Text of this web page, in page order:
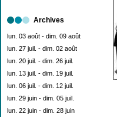
Archives
lun. 03 août - dim. 09 août
lun. 27 juil. - dim. 02 août
lun. 20 juil. - dim. 26 juil.
lun. 13 juil. - dim. 19 juil.
lun. 06 juil. - dim. 12 juil.
lun. 29 juin - dim. 05 juil.
lun. 22 juin - dim. 28 juin